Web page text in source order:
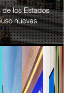
incorporó cinco
de
p...